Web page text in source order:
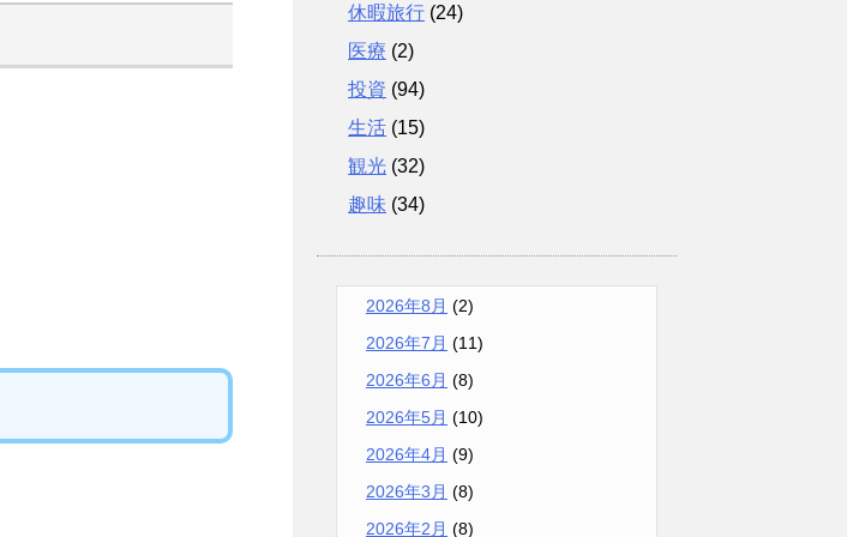
休暇旅行 (24)
医療 (2)
投資 (94)
生活 (15)
観光 (32)
趣味 (34)
2026年8月 (2)
2026年7月 (11)
2026年6月 (8)
2026年5月 (10)
2026年4月 (9)
2026年3月 (8)
2026年2月 (8)